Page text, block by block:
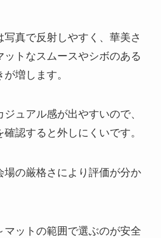
真で反射しやすく、華美さ
ットなスムースやシボのある
増します。
ュアル感が出やすいので、
認すると外しにくいです。
場の厳格さにより評価が分か
マットの範囲で選ぶのが安全